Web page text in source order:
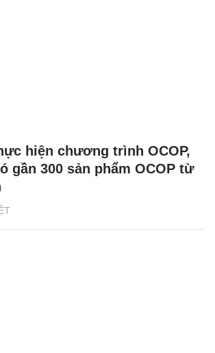
hiện chương trình OCOP,
gần 300 sản phẩm OCOP từ